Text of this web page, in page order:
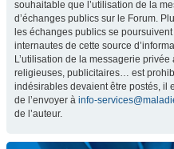
souhaitable que l’utilisation de la
d’échanges publics sur le Forum.
les échanges publics se
internautes de cette source
L’utilisation de la messagerie
religieuses, publicitaires… est
indésirables devaient être postés, il
de l’envoyer à info-
de l’auteur.